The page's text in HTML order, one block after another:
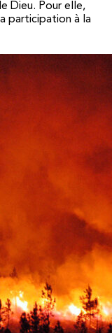
Dieu. Pour elle,
participation à la